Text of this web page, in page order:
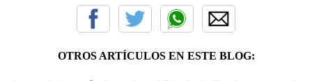
OTROS ARTÍCULOS EN ESTE BLOG: